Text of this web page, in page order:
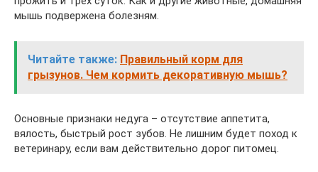
мышь подвержена болезням.
Читайте также: Правильный корм для
грызунов. Чем кормить декоративную мышь?
Основные признаки недуга – отсутствие аппетита,
вялость, быстрый рост зубов. Не лишним будет поход к
ветеринару, если вам действительно дорог питомец.